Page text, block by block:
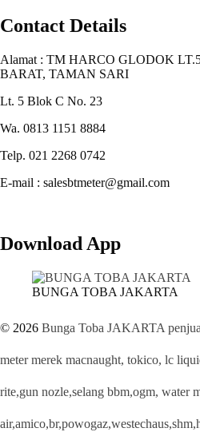
Contact Details
Alamat : TM HARCO GLODOK
BARAT, TAMAN SARI
Lt. 5 Blok C No. 23
Wa. 0813 1151 8884
Telp. 021 2268 0742
E-mail : salesbtmeter@gmail.com
Download App
BUNGA TOBA JAKARTA
© 2026 Bunga Toba JAKARTA
meter merek macnaught, tokico, lc
rite,gun nozle,selang bbm,ogm, water